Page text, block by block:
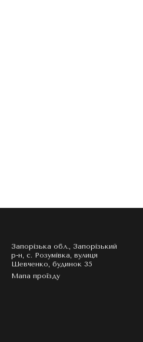
Запорізька обл., Запорізький
р-н, с. Розумівка, вулиця
Шевченко, будинок 35
Мапа проїзду